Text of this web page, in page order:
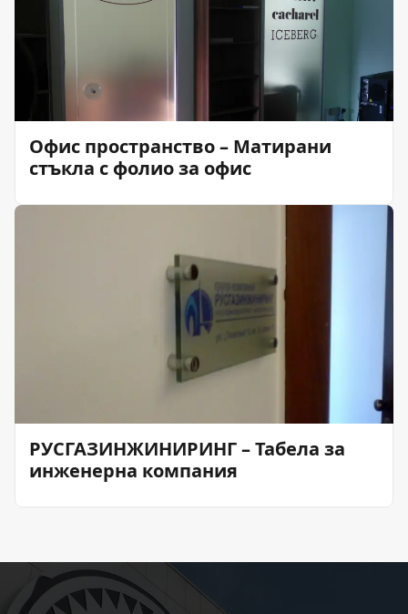
Офис пространство – Матирани
стъкла с фолио за офис
РУСГАЗИНЖИНИРИНГ – Табела за
инженерна компания